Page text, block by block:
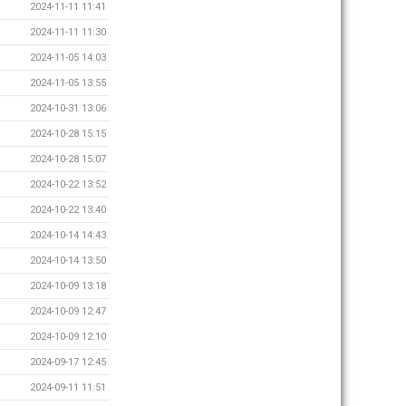
2024-11-11 11:41
2024-11-11 11:30
2024-11-05 14:03
2024-11-05 13:55
2024-10-31 13:06
2024-10-28 15:15
2024-10-28 15:07
2024-10-22 13:52
2024-10-22 13:40
2024-10-14 14:43
2024-10-14 13:50
2024-10-09 13:18
2024-10-09 12:47
2024-10-09 12:10
2024-09-17 12:45
2024-09-11 11:51